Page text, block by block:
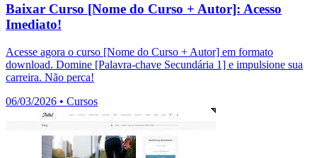
Baixar Curso [Nome do Curso + Autor]: Acesso
Imediato!
Acesse agora o curso [Nome do Curso + Autor] em formato
download. Domine [Palavra-chave Secundária 1] e impulsione sua
carreira. Não perca!
06/03/2026 • Cursos